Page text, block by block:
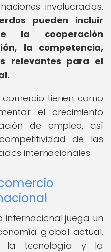
involucradas.
pueden incluir
la cooperación
la competencia,
relevantes para el
tienen como
el crecimiento
de empleo, así
de las
internacionales.
internacional juega un
global actual.
la tecnología y la